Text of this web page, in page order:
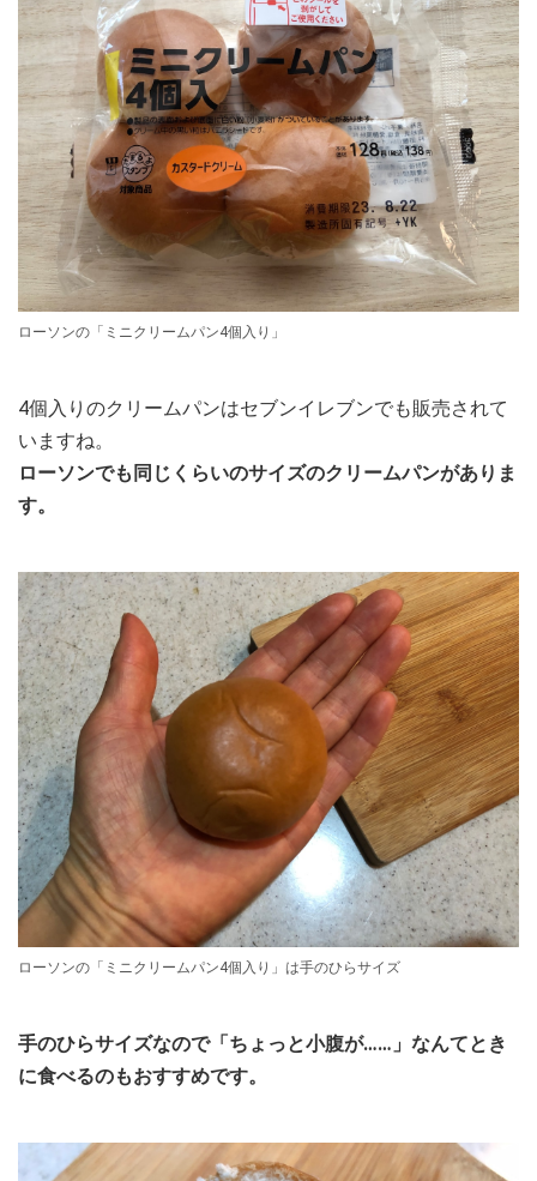
ローソンの「ミニクリームパン4個入り」
4個入りのクリームパンはセブンイレブンでも販売されて
いますね。
ローソンでも同じくらいのサイズのクリームパンがありま
す。
ローソンの「ミニクリームパン4個入り」は手のひらサイズ
手のひらサイズなので「ちょっと小腹が……」なんてとき
に食べるのもおすすめです。